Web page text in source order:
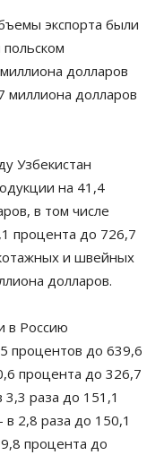
экспорта были
долларов
миллиона долларов
Узбекистан
на 41,4
в том числе
процента до 726,7
и швейных
долларов.
в Россию
процентов до 639,6
процента до 326,7
3,3 раза до 151,1
2,8 раза до 150,1
процента до